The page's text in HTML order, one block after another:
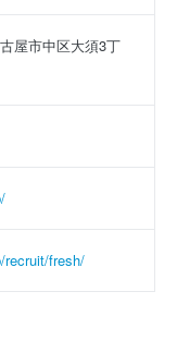
屋市中区大須3丁
recruit/fresh/